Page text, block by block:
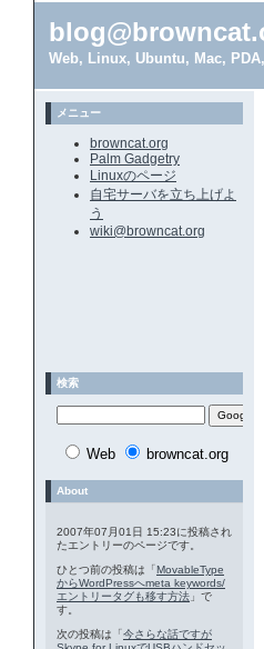
Web, Linux, Ubuntu, Mac,
メニュー
browncat.org
Palm Gadgetry
Linuxのページ
自宅サーバを立ち上げよ
う
wiki@browncat.org
検索
Web browncat.org
About
2007年07月01日 15:23に投稿され
たエントリーのページです。
ひとつ前の投稿は「MovableType
からWordPressへmeta keywords/
エントリータグも移す方法 」で
す。
次の投稿は「今さらな話ですが